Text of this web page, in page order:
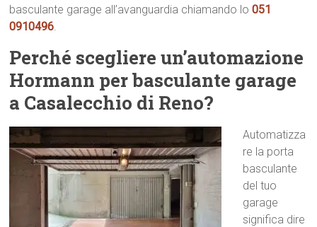
basculante garage all’avanguardia chiamando lo051
0910496.
Perché scegliere un’automazione
Hormann per basculante garage
a Casalecchio di Reno?
Automatizza
re la porta
basculante
del tuo
garage
significa dire